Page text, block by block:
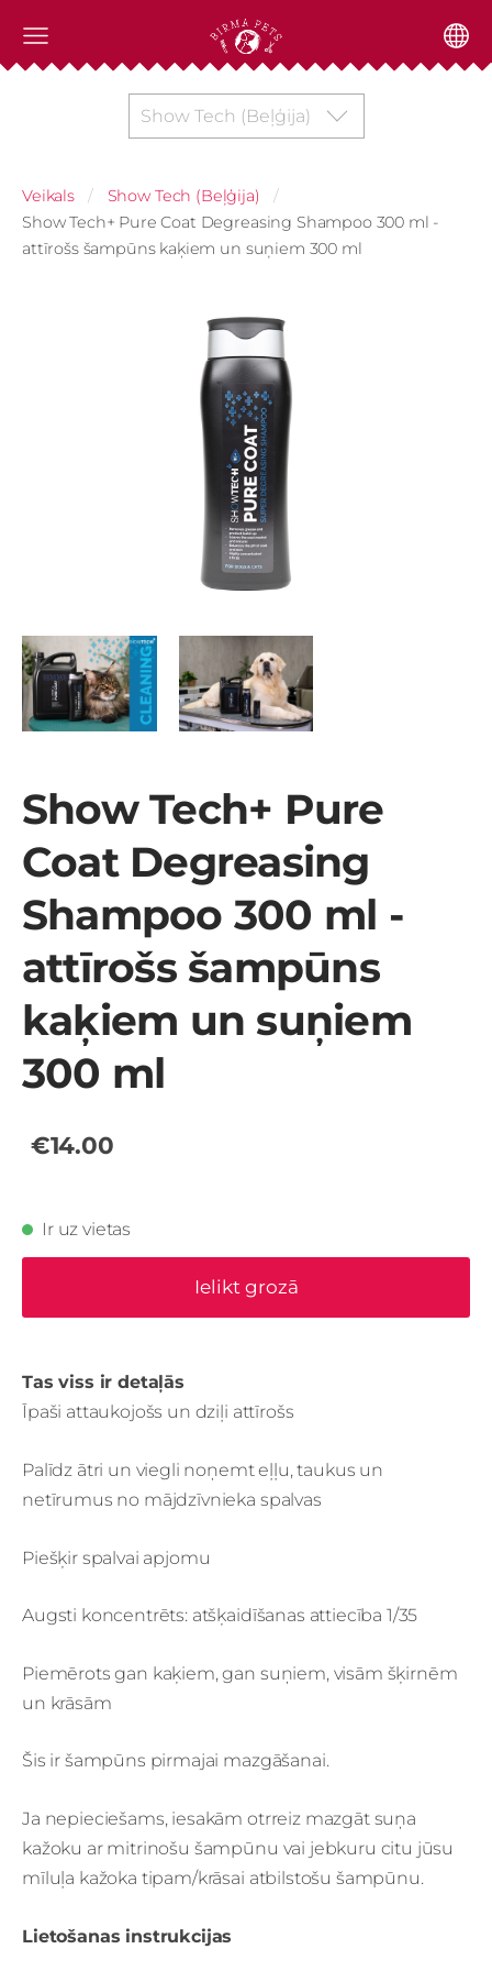
Show Tech (Beļģija)
Veikals
Show Tech (Beļģija)
Show Tech+ Pure Coat Degreasing Shampoo 300 ml -
attīrošs šampūns kaķiem un suņiem 300 ml
Show Tech+ Pure
Coat Degreasing
Shampoo 300 ml -
attīrošs šampūns
kaķiem un suņiem
300 ml
€14.00
Ir uz vietas
Ielikt grozā
Tas viss ir detaļās
Īpaši attaukojošs un dziļi attīrošs
Palīdz ātri un viegli noņemt eļļu, taukus un
netīrumus no mājdzīvnieka spalvas
Piešķir spalvai apjomu
Augsti koncentrēts: atšķaidīšanas attiecība 1/35
Piemērots gan kaķiem, gan suņiem, visām šķirnēm
un krāsām
Šis ir šampūns pirmajai mazgāšanai.
Ja nepieciešams, iesakām otrreiz mazgāt suņa
kažoku ar mitrinošu šampūnu vai jebkuru citu jūsu
mīluļa kažoka tipam/krāsai atbilstošu šampūnu.
Lietošanas instrukcijas